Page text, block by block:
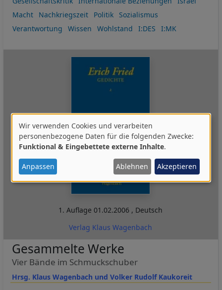
Macht
Nachkriegszeit Politik
Sozialismus
Verantwortung
Wissen Wohlstand I:DES I:MK
1. Auflage01.02.2006 , Deutsch
Verlag Klaus Wagenbach
Hrsg. Klaus Wagenbach und Volker Rudolf Kaukoreit
Gesammelte Werke
Vier Bände im Schmuckschuber
Verwendung
von
personenbezogenen
Daten
Cookies
Wir verwenden Cookies und verarbeiten
personenbezogene Daten für die folgenden Zwecke:
Funktional & Eingebettete externe Inhalte.
Anpassen Ablehnen Akzeptieren